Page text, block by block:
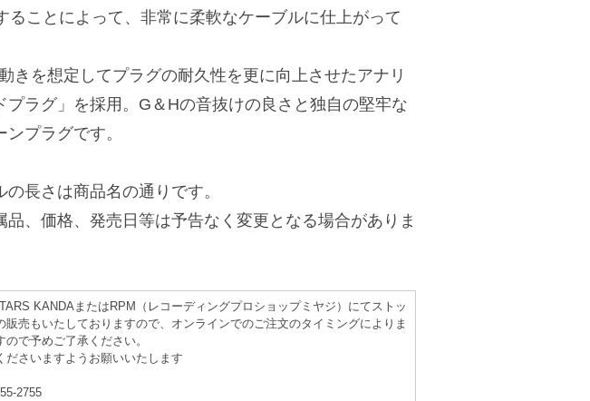
ることによって、非常に柔軟なケーブルに仕上がって
きを想定してプラグの耐久性を更に向上させたアナリ
プラグ」を採用。G＆Hの音抜けの良さと独自の堅牢な
プラグです。
長さは商品名の通りです。
、価格、発売日等は予告なく変更となる場合がありま
KANDAまたはRPM（レコーディングプロショップミヤジ）にてストッ
売もいたしておりますので、オンラインでのご注文のタイミングによりま
で予めご了承ください。
ださいますようお願いいたします
2755